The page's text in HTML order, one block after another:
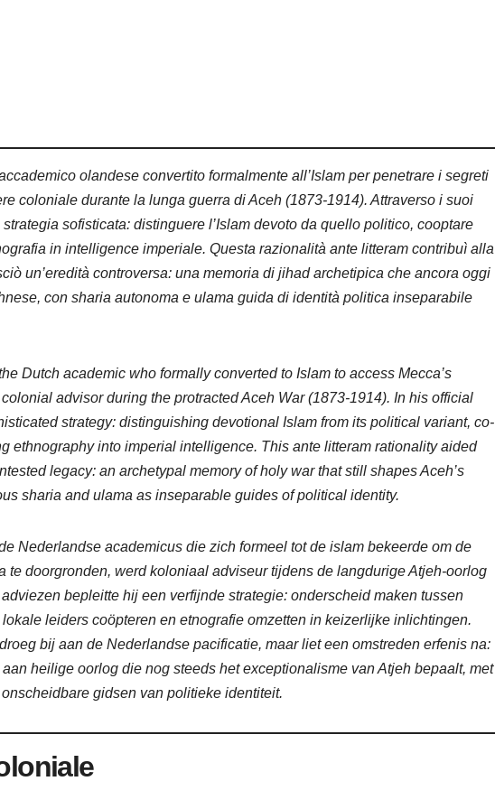
olandese convertito formalmente all’Islam per penetrare i segreti
coloniale durante la lunga guerra di Aceh (1873-1914). Attraverso i suoi
sofisticata: distinguere l’Islam devoto da quello politico, cooptare
in intelligence imperiale. Questa razionalità ante litteram contribuì alla
un’eredità controversa: una memoria di jihad archetipica che ancora oggi
con sharia autonoma e ulama guida di identità politica inseparabile
Dutch academic who formally converted to Islam to access Mecca’s
advisor during the protracted Aceh War (1873-1914). In his official
strategy: distinguishing devotional Islam from its political variant, co-
ethnography into imperial intelligence. This ante litteram rationality aided
legacy: an archetypal memory of holy war that still shapes Aceh’s
sharia and ulama as inseparable guides of political identity.
Nederlandse academicus die zich formeel tot de islam bekeerde om de
te doorgronden, werd koloniaal adviseur tijdens de langdurige Atjeh-oorlog
bepleitte hij een verfijnde strategie: onderscheid maken tussen
leiders coöpteren en etnografie omzetten in keizerlijke inlichtingen.
bij aan de Nederlandse pacificatie, maar liet een omstreden erfenis na:
heilige oorlog die nog steeds het exceptionalisme van Atjeh bepaalt, met
gidsen van politieke identiteit.